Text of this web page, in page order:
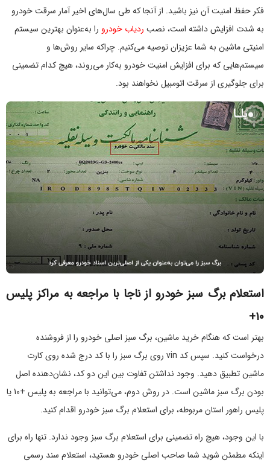
فکر حفظ امنیت آن نیز باشید. از آنجا که طی سال‌های اخیر آمار سرقت خودرو
به شدت افزایش داشته است، نصب ردیاب خودرو را به‌عنوان بهترین سیستم
امنیتی ماشین به شما عزیزان توصیه می‌کنیم. چراکه سایر روش‌ها و
سیستم‌هایی که برای افزایش امنیت خودرو به‌کار می‌روند، هیچ کدام تضمینی
برای جلوگیری از سرقت اتومبیل نخواهند بود.
استعلام برگ سبز خودرو از ناجا با مراجعه به مراکز پلیس
۱۰+
بهتر است که هنگام خرید ماشین، برگ سبز اصلی خودرو را از فروشنده
درخواست کنید. سپس کد vin روی برگ سبز را با کد درج شده روی کارت
ماشین تطبیق دهید. وجود نداشتن تفاوت بین این دو کد، نشان‌دهنده اصل
بودن برگ سبز ماشین است. در روش دوم، می‌توانید با مراجعه به پلیس +10
یا
پلیس راهور استان مربوطه، برای استعلام برگ سبز خودرو اقدام کنید.
با این وجود، هیچ راه تضمینی برای استعلام برگ سبز وجود ندارد. تنها راه برای
اینکه مطمئن شوید شما صاحب اصلی خودرو هستید، استعلام سند رسمی